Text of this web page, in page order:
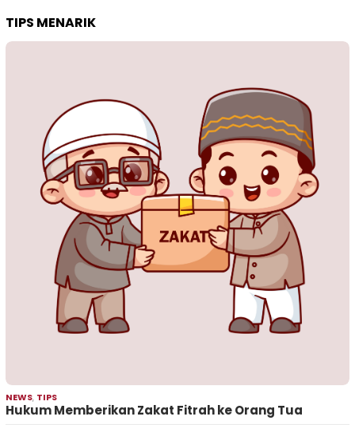
TIPS MENARIK
NEWS, TIPS
Hukum Memberikan Zakat Fitrah ke Orang Tua